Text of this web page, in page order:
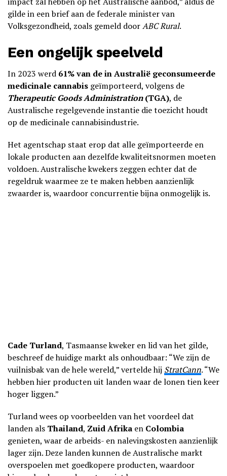
gilde in een brief aan de federale minister van
Volksgezondheid, zoals gemeld doorABC Rural.
Een ongelijk speelveld
In 2023 werd 61% van de in Australië geconsumeerde
medicinale cannabis geïmporteerd, volgens de
Therapeutic Goods Administration(TGA), de
Australische regelgevende instantie die toezicht houdt
op de medicinale cannabisindustrie.
Het agentschap staat erop dat alle geïmporteerde en
lokale producten aan dezelfde kwaliteitsnormen moeten
voldoen. Australische kwekers zeggen echter dat de
regeldruk waarmee ze te maken hebben aanzienlijk
zwaarder is, waardoor concurrentie bijna onmogelijk is.
Cade Turland, Tasmaanse kweker en lid van het gilde,
beschreef de huidige markt als onhoudbaar: “We zijn de
vuilnisbak van de hele wereld,” vertelde hij StratCann. “We
hebben hier producten uit landen waar de lonen tien keer
hoger liggen.”
Turland wees op voorbeelden van het voordeel dat
landen als Thailand, Zuid Afrika en Colombia
genieten, waar de arbeids- en nalevingskosten aanzienlijk
lager zijn. Deze landen kunnen de Australische markt
overspoelen met goedkopere producten, waardoor